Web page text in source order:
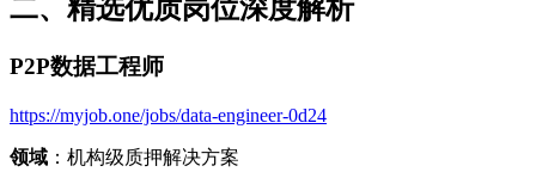
二、精选优质岗位深度解析
P2P数据工程师
https://myjob.one/jobs/data-engineer-0d24
领域 ：机构级质押解决方案